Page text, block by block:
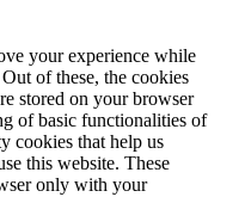
your experience while
of these, the cookies
stored on your browser
of basic functionalities of
cookies that help us
this website. These
only with your